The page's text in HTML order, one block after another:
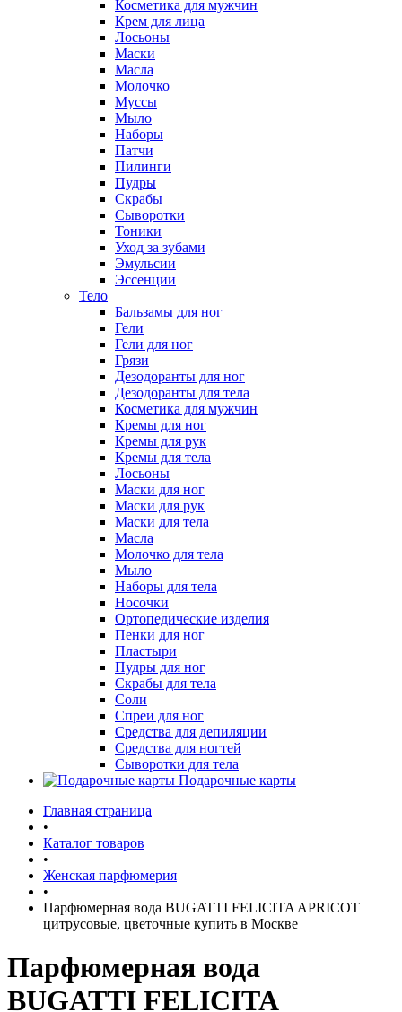
Косметика для мужчин
Крем для лица
Лосьоны
Маски
Масла
Молочко
Муссы
Мыло
Наборы
Патчи
Пилинги
Пудры
Скрабы
Сыворотки
Тоники
Уход за зубами
Эмульсии
Эссенции
Тело
Бальзамы для ног
Гели
Гели для ног
Грязи
Дезодоранты для ног
Дезодоранты для тела
Косметика для мужчин
Кремы для ног
Кремы для рук
Кремы для тела
Лосьоны
Маски для ног
Маски для рук
Маски для тела
Масла
Молочко для тела
Мыло
Наборы для тела
Носочки
Ортопедические изделия
Пенки для ног
Пластыри
Пудры для ног
Скрабы для тела
Соли
Спреи для ног
Средства для депиляции
Средства для ногтей
Сыворотки для тела
Подарочные карты
Главная страница
•
Каталог товаров
•
Женская парфюмерия
•
Парфюмерная вода BUGATTI FELICITA APRICOT
цитрусовые, цветочные купить в Москве
Парфюмерная вода
BUGATTI FELICITA